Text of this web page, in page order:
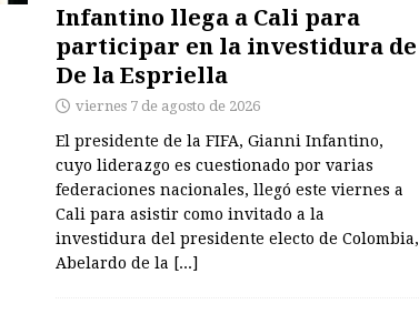
Infantino llega a Cali para
participar en la investidura de
De la Espriella
viernes 7 de agosto de 2026
El presidente de la FIFA, Gianni Infantino,
cuyo liderazgo es cuestionado por varias
federaciones nacionales, llegó este viernes a
Cali para asistir como invitado a la
investidura del presidente electo de Colombia,
Abelardo de la [...]